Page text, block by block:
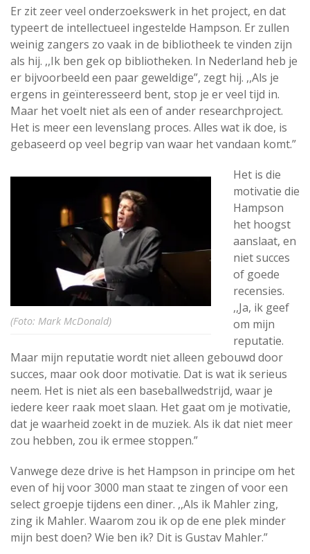
Er zit zeer veel onderzoekswerk in het project, en dat
typeert de intellectueel ingestelde Hampson. Er zullen
weinig zangers zo vaak in de bibliotheek te vinden zijn
als hij. ,,Ik ben gek op bibliotheken. In Nederland heb je
er bijvoorbeeld een paar geweldige”, zegt hij. ,,Als je
ergens in geïnteresseerd bent, stop je er veel tijd in.
Maar het voelt niet als een of ander researchproject.
Het is meer een levenslang proces. Alles wat ik doe, is
gebaseerd op veel begrip van waar het vandaan komt.”
(Foto: Mark McDonald)
Het is die
motivatie die
Hampson
het hoogst
aanslaat, en
niet succes
of goede
recensies.
,,Ja, ik geef
om mijn
reputatie.
Maar mijn reputatie wordt niet alleen gebouwd door
succes, maar ook door motivatie. Dat is wat ik serieus
neem. Het is niet als een baseballwedstrijd, waar je
iedere keer raak moet slaan. Het gaat om je motivatie,
dat je waarheid zoekt in de muziek. Als ik dat niet meer
zou hebben, zou ik ermee stoppen.”
Vanwege deze drive is het Hampson in principe om het
even of hij voor 3000 man staat te zingen of voor een
select groepje tijdens een diner. ,,Als ik Mahler zing,
zing ik Mahler. Waarom zou ik op de ene plek minder
mijn best doen? Wie ben ik? Dit is Gustav Mahler.”